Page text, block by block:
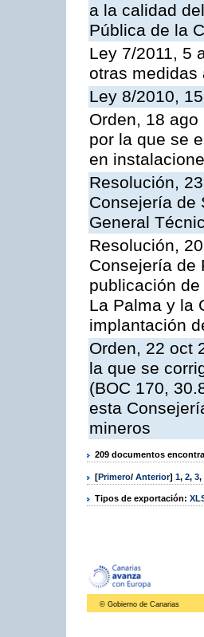
a la calidad
Pública de la
Ley 7/2011, 5
otras medidas
Ley 8/2010,
Orden, 18
por la que se
en
Resolución,
Consejería de
General
Resolución,
Consejería de
publicación
La Palma y la
implantación
Orden, 22 oct
la que se
(BOC 170,
esta
mineros
209 documentos
[Primero/ Anterior] 1, 2, 3,
Tipos de exportación:
© Gobierno de Canarias